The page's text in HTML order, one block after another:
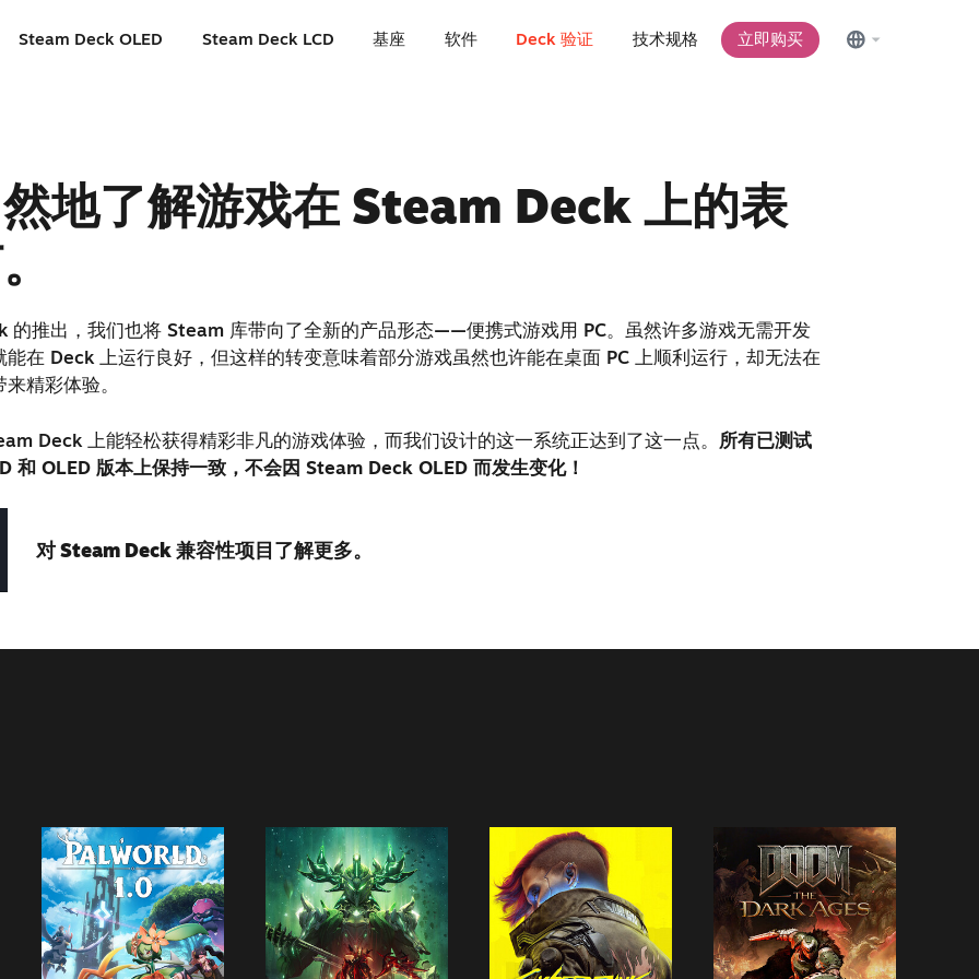
Steam Deck OLED Steam Deck LCD 基座 软件 Deck 验证 技术规格 立即购买
地了解游戏在 Steam Deck 上的表
的推出，我们也将 Steam 库带向了全新的产品形态——便携式游戏用 PC。虽然许多游戏无需开发
能在 Deck 上运行良好，但这样的转变意味着部分游戏虽然也许能在桌面 PC 上顺利运行，却无法在
精彩体验。
Deck 上能轻松获得精彩非凡的游戏体验，而我们设计的这一系统正达到了这一点。 所有已测试
和 OLED 版本上保持一致，不会因 Steam Deck OLED 而发生变化！
对 Steam Deck 兼容性项目了解更多。